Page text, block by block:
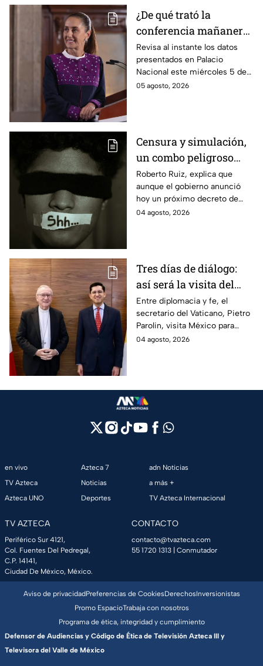
¿De qué trató la
conferencia mañanera
este miércoles 5 de
agosto? Resumen EN
VIVO
Revisa al instante los datos
presentados en Palacio
Nacional este miércoles 5 de
agosto. Entérate de los
05 agosto, 2026
Censura y simulación,
un combo peligroso
desde el poder a la
sociedad
Roberto Ruiz, explica que
aunque el gobierno anunció
hoy un próximo decreto de
transparencia, en los hechos
04 agosto, 2026
Tres días de diálogo:
así será la visita del
secretario del Vaticano
a México
Entre diplomacia y fe, el
secretario del Vaticano, Pietro
Parolin, visita México para
reunirse con autoridades y
04 agosto, 2026
en vivo
TV Azteca
Azteca UNO
Azteca 7
Noticias
Deportes
adn Noticias
a más +
TV Azteca Internacional
TV AZTECA
Periférico Sur 4121,
Col. Fuentes Del Pedregal,
C.P. 14141,
Ciudad De México, México.
CONTACTO
contacto@tvazteca.com
55 1720 1313 | Conmutador
Aviso de privacidadPreferencias de CookiesDerechosInversionistas
Promo EspacioTrabaja con nosotros
Programa de ética, integridad y cumplimiento
Defensor de Audiencias y Código de Ética de Televisión Azteca III y
Televisora del Valle de México